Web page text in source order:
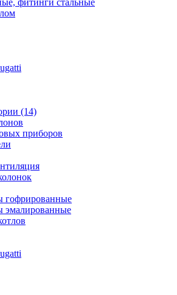
фитинги стальные
(14)
приборов
гофрированные
эмалированные